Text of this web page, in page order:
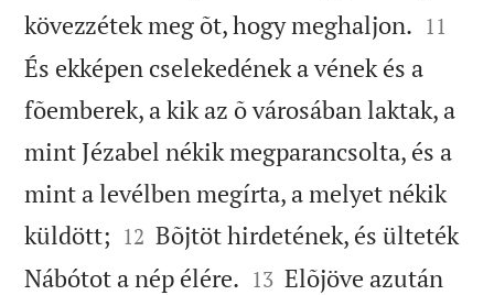
kövezzétek meg õt, hogy meghaljon. 

11
És ekképen cselekedének a vének és a
fõemberek, a kik az õ városában laktak, a
mint Jézabel nékik megparancsolta, és a
mint a levélben megírta, a melyet nékik
küldött; 

12 Bõjtöt hirdetének, és ülteték
Nábótot a nép élére. 

13 Elõjöve azután